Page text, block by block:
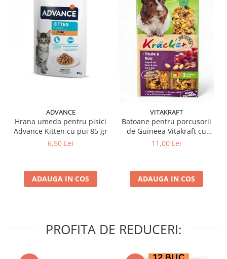
ADVANCE
Hrana umeda pentru pisici
Advance Kitten cu pui 85 gr
6,50 Lei
ADAUGA IN COS
VITAKRAFT
Batoane pentru porcusorii
de Guineea Vitakraft cu
struguri & nuci 2 buc
11,00 Lei
ADAUGA IN COS
PROFITA DE REDUCERI: